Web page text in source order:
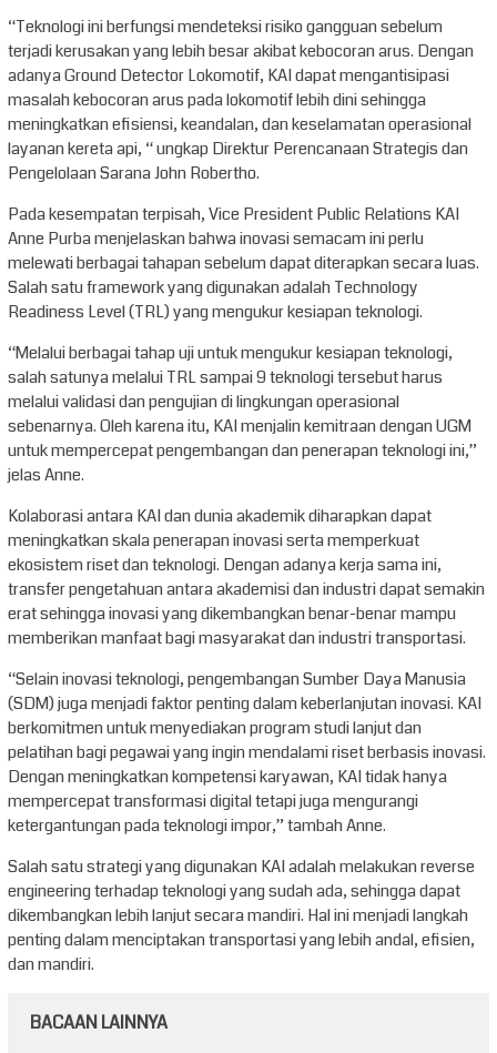
“Teknologi ini berfungsi mendeteksi risiko gangguan sebelum
terjadi kerusakan yang lebih besar akibat kebocoran arus. Dengan
adanya Ground Detector Lokomotif, KAI dapat mengantisipasi
masalah kebocoran arus pada lokomotif lebih dini sehingga
meningkatkan efisiensi, keandalan, dan keselamatan operasional
layanan kereta api, “ ungkap Direktur Perencanaan Strategis dan
Pengelolaan Sarana John Robertho.
Pada kesempatan terpisah, Vice President Public Relations KAI
Anne Purba menjelaskan bahwa inovasi semacam ini perlu
melewati berbagai tahapan sebelum dapat diterapkan secara luas.
Salah satu framework yang digunakan adalah Technology
Readiness Level (TRL) yang mengukur kesiapan teknologi.
“Melalui berbagai tahap uji untuk mengukur kesiapan teknologi,
salah satunya melalui TRL sampai 9 teknologi tersebut harus
melalui validasi dan pengujian di lingkungan operasional
sebenarnya. Oleh karena itu, KAI menjalin kemitraan dengan UGM
untuk mempercepat pengembangan dan penerapan teknologi ini,”
jelas Anne.
Kolaborasi antara KAI dan dunia akademik diharapkan dapat
meningkatkan skala penerapan inovasi serta memperkuat
ekosistem riset dan teknologi. Dengan adanya kerja sama ini,
transfer pengetahuan antara akademisi dan industri dapat semakin
erat sehingga inovasi yang dikembangkan benar-benar mampu
memberikan manfaat bagi masyarakat dan industri transportasi.
“Selain inovasi teknologi, pengembangan Sumber Daya Manusia
(SDM) juga menjadi faktor penting dalam keberlanjutan inovasi. KAI
berkomitmen untuk menyediakan program studi lanjut dan
pelatihan bagi pegawai yang ingin mendalami riset berbasis inovasi.
Dengan meningkatkan kompetensi karyawan, KAI tidak hanya
mempercepat transformasi digital tetapi juga mengurangi
ketergantungan pada teknologi impor,” tambah Anne.
Salah satu strategi yang digunakan KAI adalah melakukan reverse
engineering terhadap teknologi yang sudah ada, sehingga dapat
dikembangkan lebih lanjut secara mandiri. Hal ini menjadi langkah
penting dalam menciptakan transportasi yang lebih andal, efisien,
dan mandiri.
BACAAN LAINNYA